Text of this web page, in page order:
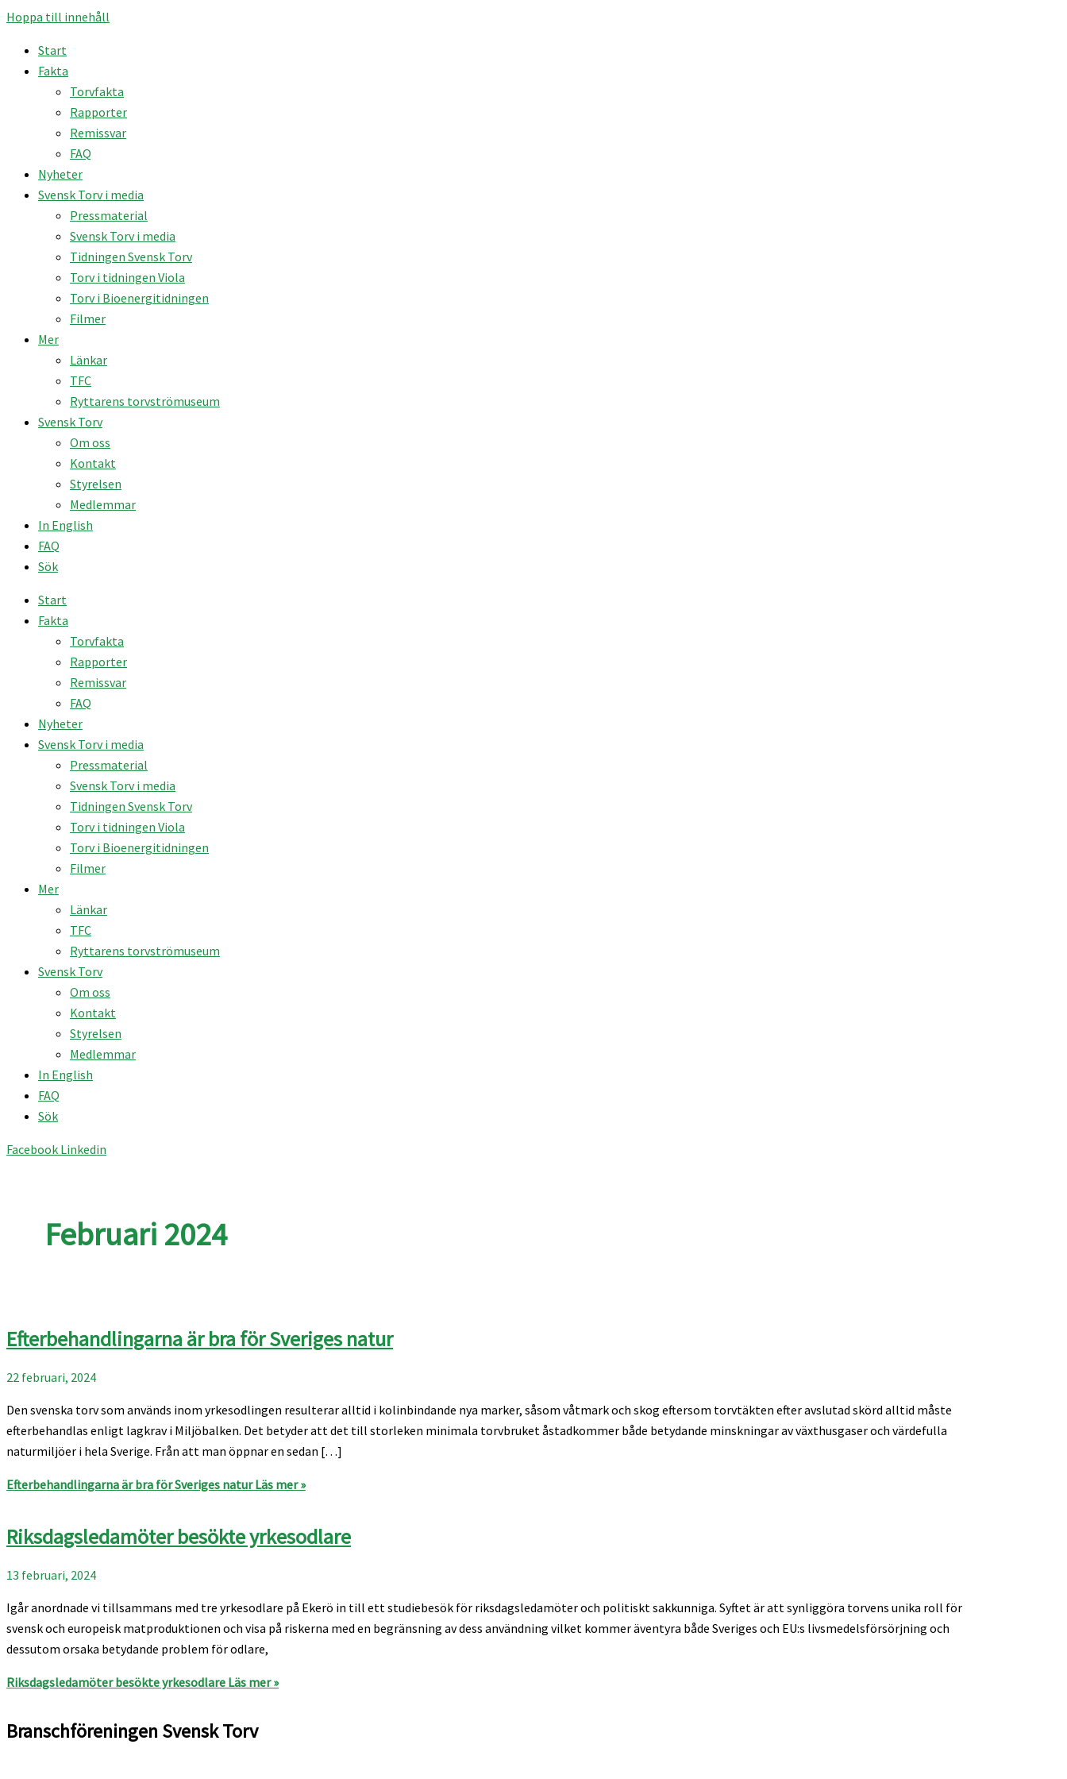
Hoppa till innehåll
Start
Fakta
Torvfakta
Rapporter
Remissvar
FAQ
Nyheter
Svensk Torv i media
Pressmaterial
Svensk Torv i media
Tidningen Svensk Torv
Torv i tidningen Viola
Torv i Bioenergitidningen
Filmer
Mer
Länkar
TFC
Ryttarens torvströmuseum
Svensk Torv
Om oss
Kontakt
Styrelsen
Medlemmar
In English
FAQ
Sök
Start
Fakta
Torvfakta
Rapporter
Remissvar
FAQ
Nyheter
Svensk Torv i media
Pressmaterial
Svensk Torv i media
Tidningen Svensk Torv
Torv i tidningen Viola
Torv i Bioenergitidningen
Filmer
Mer
Länkar
TFC
Ryttarens torvströmuseum
Svensk Torv
Om oss
Kontakt
Styrelsen
Medlemmar
In English
FAQ
Sök
Facebook Linkedin
Februari 2024
Efterbehandlingarna är bra för Sveriges natur
22 februari, 2024
Den svenska torv som används inom yrkesodlingen resulterar alltid i kolinbindande nya marker, såsom våtmark och skog eftersom torvtäkten efter avslutad skörd alltid måste
efterbehandlas enligt lagkrav i Miljöbalken. Det betyder att det till storleken minimala torvbruket åstadkommer både betydande minskningar av växthusgaser och värdefulla
naturmiljöer i hela Sverige. Från att man öppnar en sedan […]
Efterbehandlingarna är bra för Sveriges naturLäs mer »
Riksdagsledamöter besökte yrkesodlare
13 februari, 2024
Igår anordnade vi tillsammans med tre yrkesodlare på Ekerö in till ett studiebesök för riksdagsledamöter och politiskt sakkunniga. Syftet är att synliggöra torvens unika roll för
svensk och europeisk matproduktionen och visa på riskerna med en begränsning av dess användning vilket kommer äventyra både Sveriges och EU:s livsmedelsförsörjning och
dessutom orsaka betydande problem för odlare,
Riksdagsledamöter besökte yrkesodlare Läs mer »
Branschföreningen Svensk Torv